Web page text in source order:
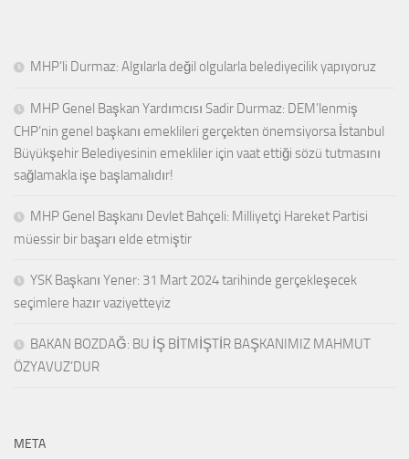
MHP’li Durmaz: Algılarla değil olgularla belediyecilik yapıyoruz
MHP Genel Başkan Yardımcısı Sadir Durmaz: DEM’lenmiş
CHP’nin genel başkanı emeklileri gerçekten önemsiyorsa İstanbul
Büyükşehir Belediyesinin emekliler için vaat ettiği sözü tutmasını
sağlamakla işe başlamalıdır!
MHP Genel Başkanı Devlet Bahçeli: Milliyetçi Hareket Partisi
müessir bir başarı elde etmiştir
YSK Başkanı Yener: 31 Mart 2024 tarihinde gerçekleşecek
seçimlere hazır vaziyetteyiz
BAKAN BOZDAĞ: BU İŞ BİTMİŞTİR BAŞKANIMIZ MAHMUT
ÖZYAVUZ’DUR
META